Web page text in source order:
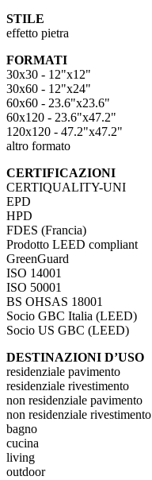
STILE
effetto pietra
FORMATI
30x30 - 12"x12"
30x60 - 12"x24"
60x60 - 23.6"x23.6"
60x120 - 23.6"x47.2"
120x120 - 47.2"x47.2"
altro formato
CERTIFICAZIONI
CERTIQUALITY-UNI
EPD
HPD
FDES (Francia)
Prodotto LEED compliant
GreenGuard
ISO 14001
ISO 50001
BS OHSAS 18001
Socio GBC Italia (LEED)
Socio US GBC (LEED)
DESTINAZIONI D’USO
residenziale pavimento
residenziale rivestimento
non residenziale pavimento
non residenziale rivestimento
bagno
cucina
living
outdoor